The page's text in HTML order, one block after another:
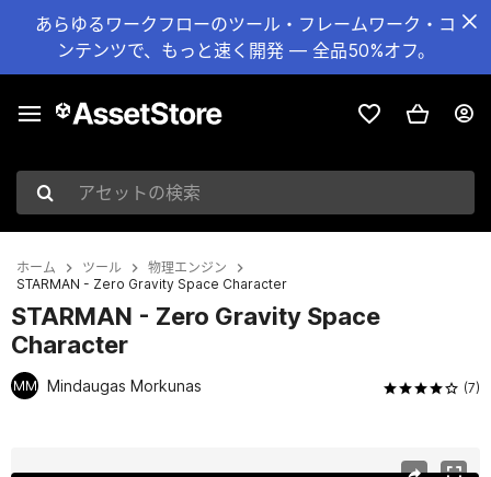
あらゆるワークフローのツール・フレームワーク・コ
ンテンツで、もっと速く開発 — 全品50%オフ。
アセットの検索
ホーム ツール
物理エンジン
STARMAN - Zero Gravity Space Character
STARMAN - Zero Gravity Space
Character
MM Mindaugas Morkunas (7)